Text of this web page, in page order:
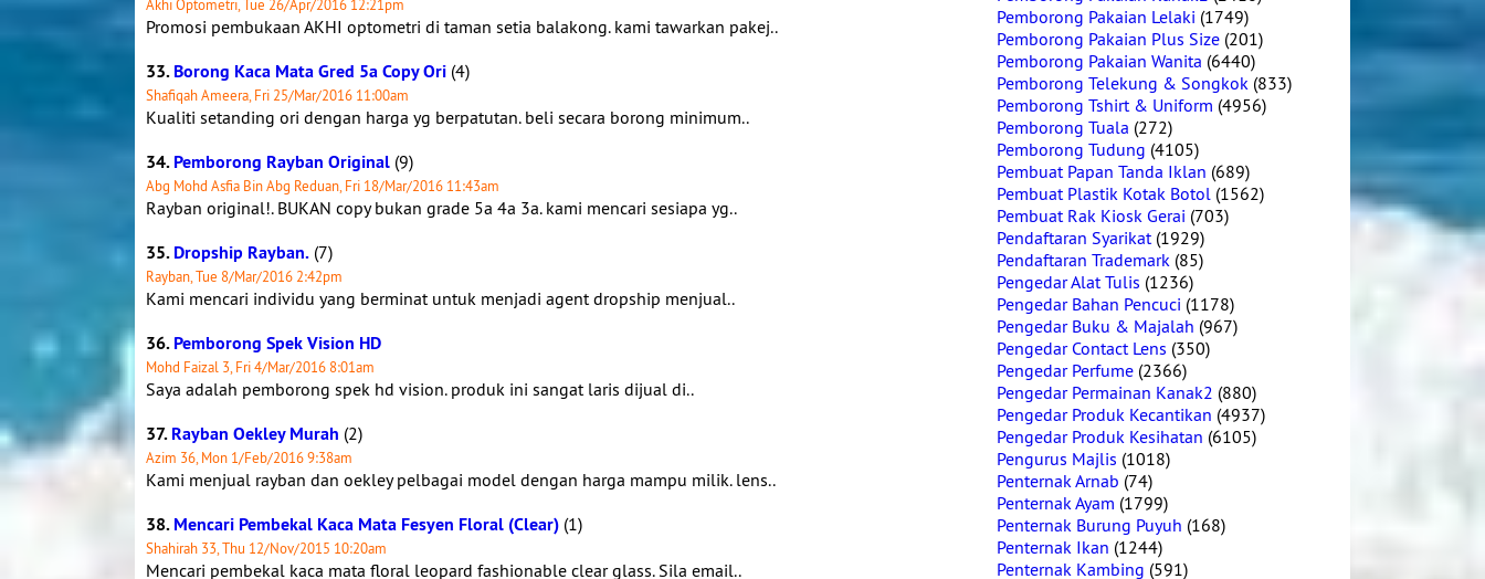
Akhi Optometri, Tue 26/Apr/2016 12:21pm
Promosi pembukaan AKHI optometri di taman setia balakong. kami tawarkan pakej..
33.Borong Kaca Mata Gred 5a Copy Ori (4)
Shafiqah Ameera, Fri 25/Mar/2016 11:00am
Kualiti setanding ori dengan harga yg berpatutan. beli secara borong minimum..
34.Pemborong Rayban Original (9)
Abg Mohd Asfia Bin Abg Reduan, Fri 18/Mar/2016 11:43am
Rayban original!. BUKAN copy bukan grade 5a 4a 3a. kami mencari sesiapa yg..
35.Dropship Rayban. (7)
Rayban, Tue 8/Mar/2016 2:42pm
Kami mencari individu yang berminat untuk menjadi agent dropship menjual..
36.Pemborong Spek Vision HD
Mohd Faizal 3, Fri 4/Mar/2016 8:01am
Saya adalah pemborong spek hd vision. produk ini sangat laris dijual di..
37.Rayban Oekley Murah (2)
Azim 36, Mon 1/Feb/2016 9:38am
Kami menjual rayban dan oekley pelbagai model dengan harga mampu milik. lens..
38.Mencari Pembekal Kaca Mata Fesyen Floral (Clear) (1)
Shahirah 33, Thu 12/Nov/2015 10:20am
Mencari pembekal kaca mata floral leopard fashionable clear glass. Sila email..
Pemborong Pakaian Lelaki (1749)
Pemborong Pakaian Plus Size (201)
Pemborong Pakaian Wanita (6440)
Pemborong Telekung & Songkok (833)
Pemborong Tshirt & Uniform (4956)
Pemborong Tuala (272)
Pemborong Tudung (4105)
Pembuat Papan Tanda Iklan (689)
Pembuat Plastik Kotak Botol (1562)
Pembuat Rak Kiosk Gerai (703)
Pendaftaran Syarikat(1929)
Pendaftaran Trademark (85)
Pengedar Alat Tulis (1236)
Pengedar Bahan Pencuci (1178)
Pengedar Buku & Majalah (967)
Pengedar Contact Lens (350)
Pengedar Perfume (2366)
Pengedar Permainan Kanak2 (880)
Pengedar Produk Kecantikan (4937)
Pengedar Produk Kesihatan (6105)
Pengurus Majlis (1018)
Penternak Arnab (74)
Penternak Ayam (1799)
Penternak Burung Puyuh (168)
Penternak Ikan (1244)
Penternak Kambing (591)